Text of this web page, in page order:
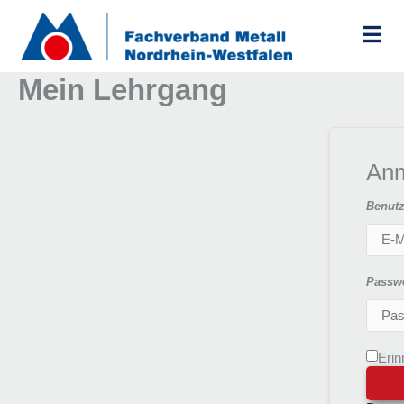
springen
Mein Lehrgang